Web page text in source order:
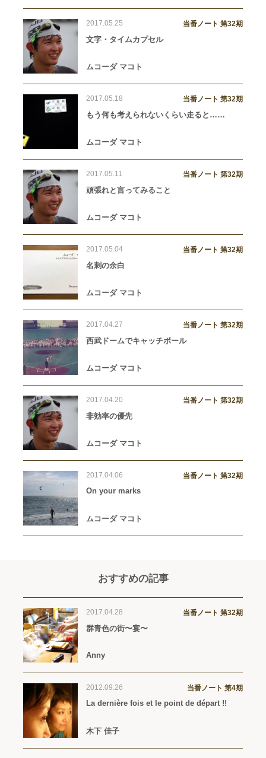
2017.05.25 当番ノート 第32期
文字・タイムカプセル
ムコーダ マコト
2017.05.18 当番ノート 第32期
もう何も考えられないくらい走ると……
ムコーダ マコト
2017.05.11 当番ノート 第32期
頑張れと言ってみること
ムコーダ マコト
2017.05.04 当番ノート 第32期
名刺の余白
ムコーダ マコト
2017.04.27 当番ノート 第32期
西武ドームでキャッチボール
ムコーダ マコト
2017.04.20 当番ノート 第32期
非効率の優先
ムコーダ マコト
2017.04.06 当番ノート 第32期
On your marks
ムコーダ マコト
おすすめの記事
2017.04.28 当番ノート 第32期
群青色の街〜宴〜
Anny
2012.09.26 当番ノート 第4期
La dernière fois et le point de départ !!
木下 佳子